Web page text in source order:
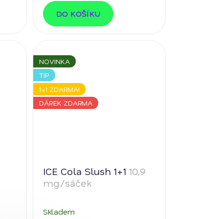
DO KOŠÍKU
NOVINKA
TIP
1+1 ZDARMA!
DÁREK ZDARMA
ICE Cola Slush 1+1 10,9
mg/sáček
Skladem